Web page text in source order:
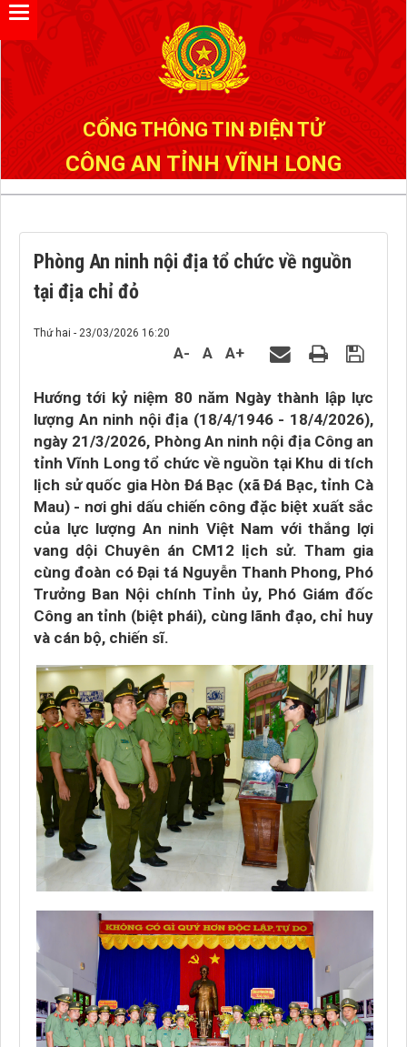
CỔNG THÔNG TIN ĐIỆN TỬ
CÔNG AN TỈNH VĨNH LONG
Phòng An ninh nội địa tổ chức về nguồn
tại địa chỉ đỏ
Thứ hai - 23/03/2026 16:20
A- A A+
Hướng tới kỷ niệm 80 năm Ngày thành lập lực
lượng An ninh nội địa (18/4/1946 - 18/4/2026),
ngày 21/3/2026, Phòng An ninh nội địa Công an
tỉnh Vĩnh Long tổ chức về nguồn tại Khu di tích
lịch sử quốc gia Hòn Đá Bạc (xã Đá Bạc, tỉnh Cà
Mau) - nơi ghi dấu chiến công đặc biệt xuất sắc
của lực lượng An ninh Việt Nam với thắng lợi
vang dội Chuyên án CM12 lịch sử. Tham gia
cùng đoàn có Đại tá Nguyễn Thanh Phong, Phó
Trưởng Ban Nội chính Tỉnh ủy, Phó Giám đốc
Công an tỉnh (biệt phái), cùng lãnh đạo, chỉ huy
và cán bộ, chiến sĩ.